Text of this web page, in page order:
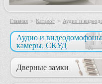
Главная > Каталог > Аудио и
Аудио и
камеры, СКУД
Дверные замки